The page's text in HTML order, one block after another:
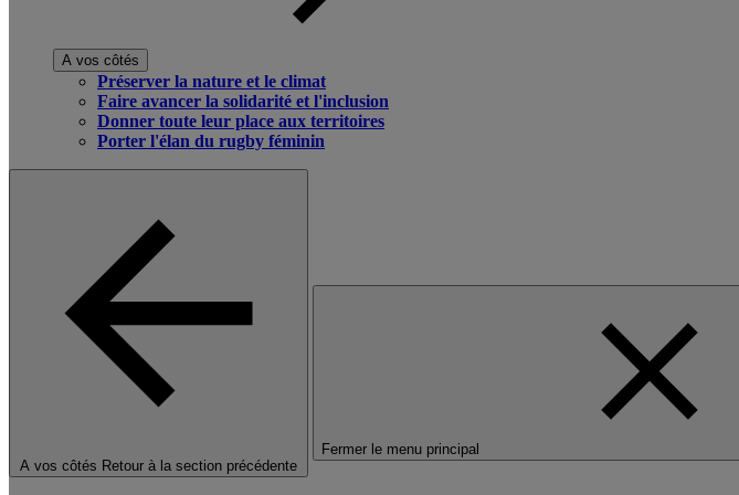
A vos côtés
Préserver la nature et le climat
Faire avancer la solidarité et l'inclusion
Donner toute leur place aux territoires
Porter l'élan du rugby féminin
A vos côtés Retour à la section précédente
Fermer le menu principal